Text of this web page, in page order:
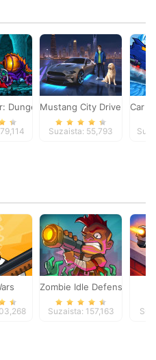
Dungeon Adventure
Mustang City Driver
Suzaista: 55,793
Car
Zombie Idle Defense
Suzaista: 157,163